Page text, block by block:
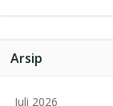
Arsip
Juli 2026